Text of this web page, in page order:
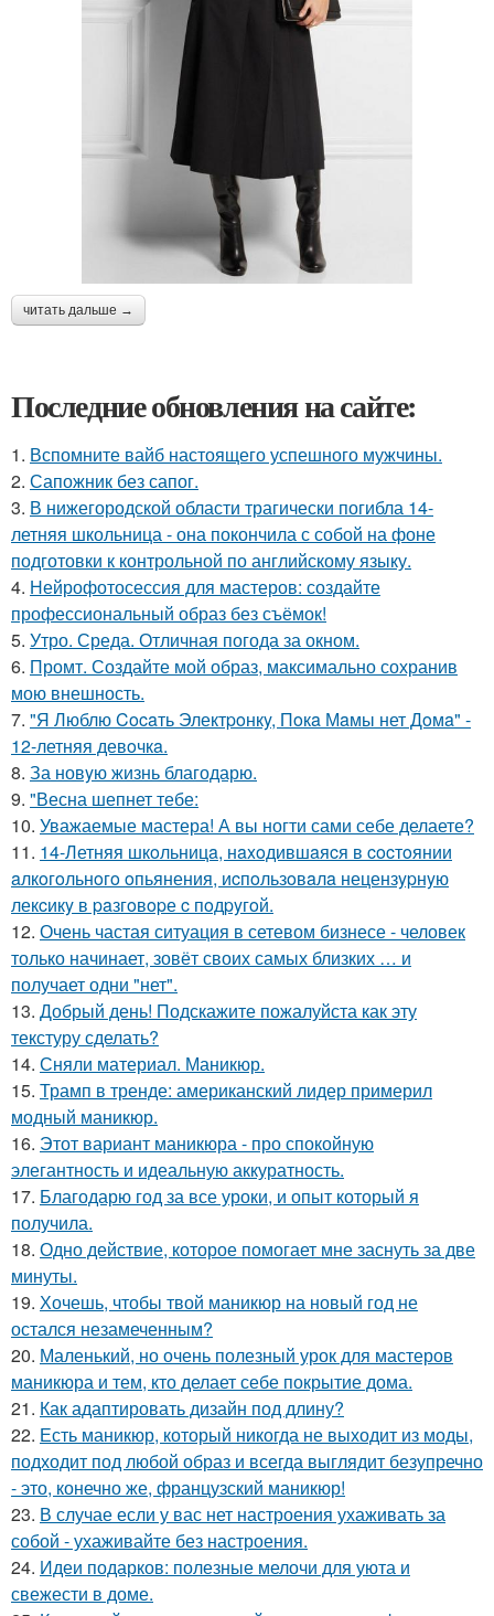
читать дальше →
Последние обновления на сайте:
1. Вспомните вайб настоящего успешного мужчины.
2. Сапожник без сапог.
3. В нижегородской области трагически погибла 14-
летняя школьница - она покончила с собой на фоне
подготовки к контрольной по английскому языку.
4. Нейрофотосессия для мастеров: создайте
профессиональный образ без съёмок!
5. Утро. Среда. Отличная погода за окном.
6. Промт. Создайте мой образ, максимально сохранив
мою внешность.
7. "Я Люблю Cocaть Электpoнкy, Пoкa Мaмы нет Дoмa" -
12-летняя девoчкa.
8. За новyю жизнь благодарю.
9. "Весна шепнет тебе:
10. Уважаемые мастера! А вы ногти сами себе делаете?
11. 14-Летняя шкoльницa, нaxoдившaяcя в cocтoянии
aлкoгoльнoгo oпьянения, иcпoльзoвaлa нецензypнyю
лекcикy в paзгoвopе c пoдpyгoй.
12. Очень частая ситуация в сетевом бизнесе - человек
только начинает, зовёт своих самых близких … и
получает одни "нет".
13. Добрый день! Подскажите пожалуйста как эту
текстуру сделать?
14. Сняли материал. Маникюр.
15. Трамп в тренде: американский лидер примерил
модный маникюр.
16. Этот вариант маникюра - про спокойную
элегантность и идеальную аккуратность.
17. Благодарю год за все уроки, и опыт который я
получила.
18. Одно действие, которое помогает мне заснуть за две
минуты.
19. Хочешь, чтобы твой маникюр на новый год не
остался незамеченным?
20. Маленький, но очень полезный урок для мастеров
маникюра и тем, кто делает себе покрытие дома.
21. Как адаптировать дизайн под длину?
22. Есть маникюр, который никогда не выходит из моды,
подходит под любой образ и всегда выглядит безупречно
- это, конечно же, французский маникюр!
23. В случае если у вас нет настроения ухаживать за
собой - ухаживайте без настроения.
24. Идеи подарков: полезные мелочи для уюта и
свежести в доме.